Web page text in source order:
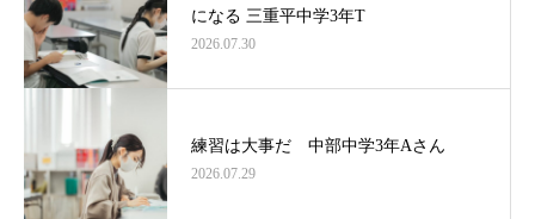
になる 三重平中学3年T
2026.07.30
練習は大事だ 中部中学3年Aさん
2026.07.29